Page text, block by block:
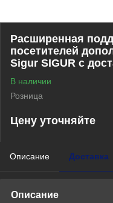
Расширенная
посетителей
Sigur SIGUR с
В наличии
Розница
Цену уточняйте
Описание Доставка
Описание